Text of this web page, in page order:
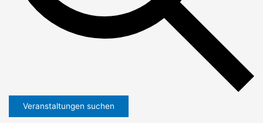
Veranstaltungen suchen